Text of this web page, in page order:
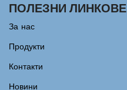
ПОЛЕЗНИ ЛИНКОВЕ
За нас
Продукти
Контакти
Новини